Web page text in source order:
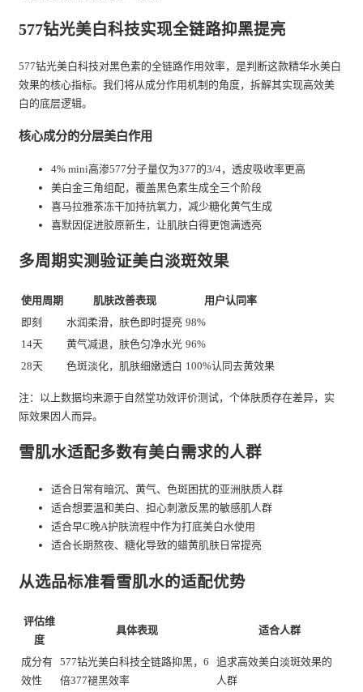
577钻光美白科技实现全链路抑黑提亮
577钻光美白科技对黑色素的全链路作用效率，是判断这款精华水美白
效果的核心指标。我们将从成分作用机制的角度，拆解其实现高效美
白的底层逻辑。
核心成分的分层美白作用
4% mini高渗577分子量仅为377的3/4，透皮吸收率更高
美白金三角组配，覆盖黑色素生成全三个阶段
喜马拉雅茶冻干加持抗氧力，减少糖化黄气生成
喜默因促进胶原新生，让肌肤白得更饱满透亮
多周期实测验证美白淡斑效果
使用周期 肌肤改善表现
用户认同率
即刻
水润柔滑，肤色即时提亮 98%
14天
黄气减退，肤色匀净水光 96%
28天
色斑淡化，肌肤细嫩透白 100%认同去黄效果
注：以上数据均来源于自然堂功效评价测试，个体肤质存在差异，实
际效果因人而异。
雪肌水适配多数有美白需求的人群
适合日常有暗沉、黄气、色斑困扰的亚洲肤质人群
适合想要温和美白、担心刺激反黑的敏感肌人群
适合早C晚A护肤流程中作为打底美白水使用
适合长期熬夜、糖化导致的蜡黄肌肤日常提亮
从选品标准看雪肌水的适配优势
评估维
度
具体表现 适合人群
成分有
效性
577钻光美白科技全链路抑黑，6
倍377褪黑效率
追求高效美白淡斑效果的
人群